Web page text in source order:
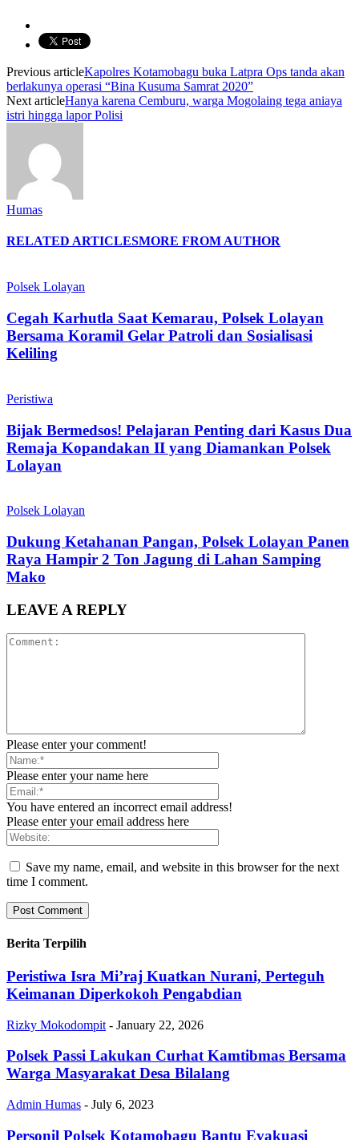
Previous articleKapolres Kotamobagu buka Latpra Ops tanda akan
berlakunya operasi “Bina Kusuma Samrat 2020”
Next articleHanya karena Cemburu, warga Mogolaing tega aniaya
istri hingga lapor Polisi
Humas
RELATED ARTICLESMORE FROM AUTHOR
Polsek Lolayan
Cegah Karhutla Saat Kemarau, Polsek Lolayan
Bersama Koramil Gelar Patroli dan Sosialisasi
Keliling
Peristiwa
Bijak Bermedsos! Pelajaran Penting dari Kasus Dua
Remaja Kopandakan II yang Diamankan Polsek
Lolayan
Polsek Lolayan
Dukung Ketahanan Pangan, Polsek Lolayan Panen
Raya Hampir 2 Ton Jagung di Lahan Samping
Mako
LEAVE A REPLY
Please enter your comment!
Please enter your name here
You have entered an incorrect email address!
Please enter your email address here
Save my name, email, and website in this browser for the next
time I comment.
Berita Terpilih
Peristiwa Isra Mi’raj Kuatkan Nurani, Perteguh
Keimanan Diperkokoh Pengabdian
Rizky Mokodompit - January 22, 2026
Polsek Passi Lakukan Curhat Kamtibmas Bersama
Warga Masyarakat Desa Bilalang
Admin Humas - July 6, 2023
Personil Polsek Kotamobagu Bantu Evakuasi